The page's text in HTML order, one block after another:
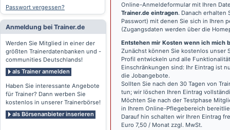
Passwort vergessen?
Anmeldung bei Trainer.de
Werden Sie Mitglied in einer der
größten Trainerdatenbanken und -
communities Deutschlands!
als Trainer anmelden
Haben Sie interessante Angebote
für Trainer? Dann werben Sie
kostenlos in unserer Trainerbörse!
als Börsenanbieter inserieren
Online-Anmeldeformular mit Ihren
Trainer.de eintragen. Danach erhalten
Passwort) mit denen Sie sich in Ihren
(Zugangsdaten werden über die
Entstehen mir Kosten wenn ich mich
Zunächst können Sie kostenlos unser
Profil entwickeln und alle
Einschränkungen sind: Ihr Eintrag ist
die Jobangebote.
Sollten Sie nach den 30 Tagen von
tun; wir löschen Ihren Eintrag
Möchten Sie nach der Testphase
in Ihrem Online-Pflegebereich
Darauf hin schalten wir Ihren Eintrag
Euro 7,50 / Monat zzgl. MwSt.